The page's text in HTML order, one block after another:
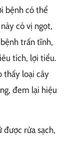
bệnh có thể
có vị ngọt,
trấn tĩnh,
tích, lợi tiểu.
thấy loại cây
đem lại hiệu
được rửa sạch,